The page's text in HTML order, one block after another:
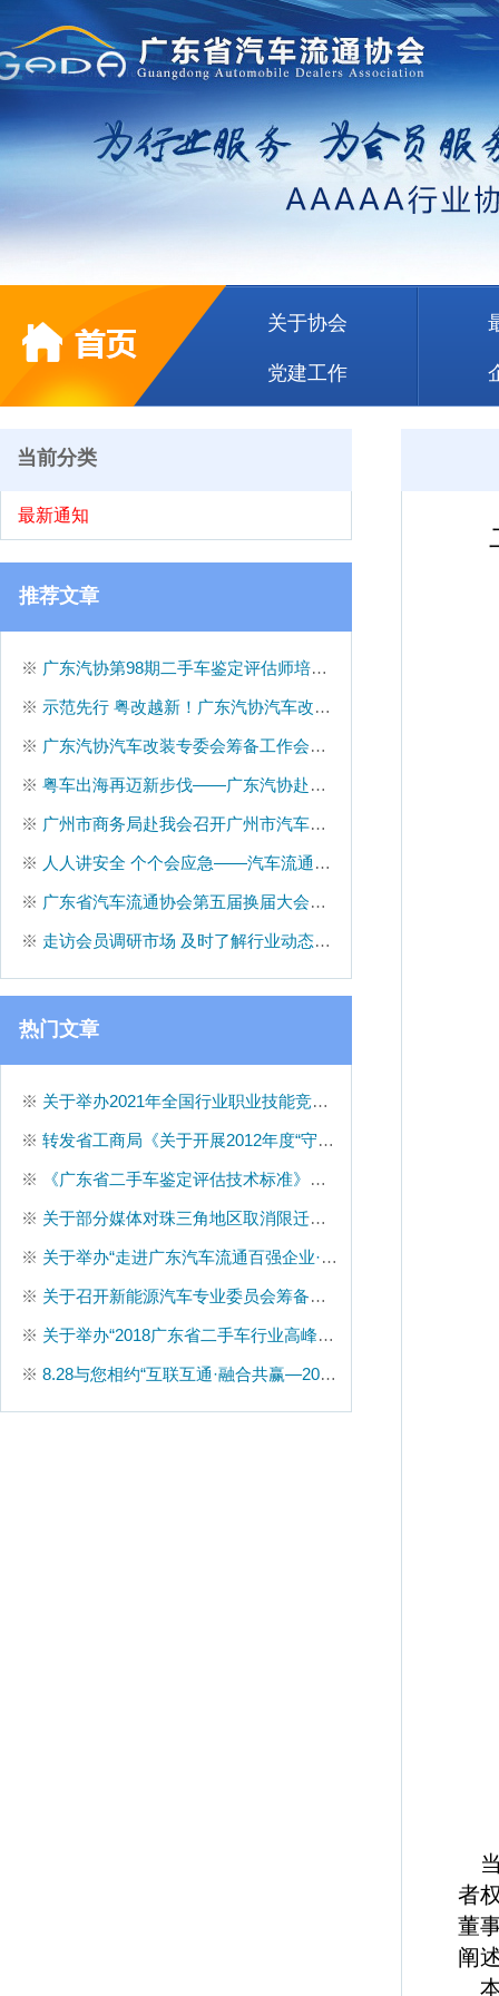
关于协会
党建工作
当前分类
最新通知
推荐文章
※ 广东汽协第98期二手车鉴定评估师培训班圆满成功
※ 示范先行 粤改越新！广东汽协汽车改装专委会正式成立
※ 广东汽协汽车改装专委会筹备工作会议顺利召开
※ 粤车出海再迈新步伐——广东汽协赴克罗地亚、土耳其考察交流
※ 广州市商务局赴我会召开广州市汽车流通行业调研座谈会
※ 人人讲安全 个个会应急——汽车流通企业安全生产座谈会顺利召开
※ 广东省汽车流通协会第五届换届大会成功举办
※ 走访会员调研市场 及时了解行业动态——广东汽协会员服务专题报道
热门文章
※ 关于举办2021年全国行业职业技能竞赛-全国汽车流通行业职业技能竞赛广东省选拔赛的通知
※ 转发省工商局《关于开展2012年度“守合同重信用企业”公示活动的通知》
※ 《广东省二手车鉴定评估技术标准》向社会公开征求意见
※ 关于部分媒体对珠三角地区取消限迁报道的声明
※ 关于举办“走进广东汽车流通百强企业·总经理沙龙——东风南方集团站”活动的通知
※ 关于召开新能源汽车专业委员会筹备会议的通知
※ 关于举办“2018广东省二手车行业高峰论坛”的通知
※ 8.28与您相约“互联互通·融合共赢—2019广东省二手车行业高峰论坛”
者
董
阐
本